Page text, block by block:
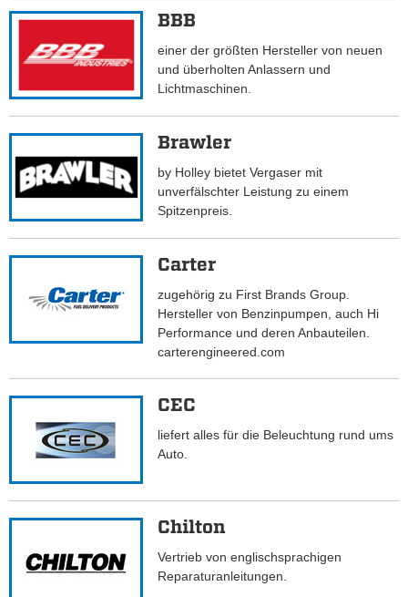
BBB
einer der größten Hersteller von neuen
und überholten Anlassern und
Lichtmaschinen.
Brawler
by Holley bietet Vergaser mit
unverfälschter Leistung zu einem
Spitzenpreis.
Carter
zugehörig zu First Brands Group.
Hersteller von Benzinpumpen, auch Hi
Performance und deren Anbauteilen.
carterengineered.com
CEC
liefert alles für die Beleuchtung rund ums
Auto.
Chilton
Vertrieb von englischsprachigen
Reparaturanleitungen.